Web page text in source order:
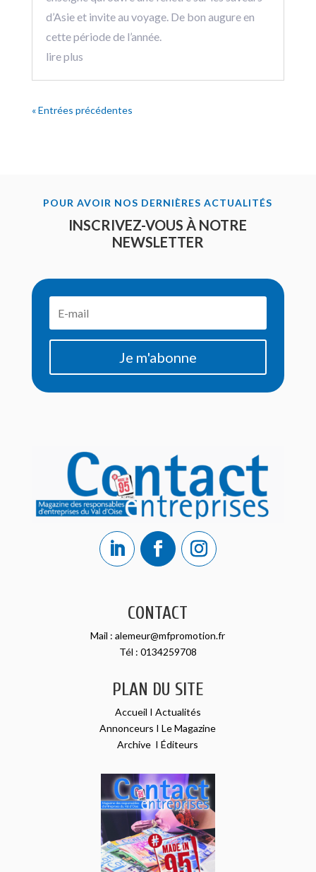
d’Asie et invite au voyage. De bon augure en
cette période de l’année.
lire plus
« Entrées précédentes
POUR AVOIR NOS DERNIÈRES ACTUALITÉS
INSCRIVEZ-VOUS À NOTRE
NEWSLETTER
Je m'abonne
CONTACT
Mail :alemeur@mfpromotion.fr
Tél : 0134259708
PLAN DU SITE
Accueil I Actualités
Annonceurs ILe Magazine
Archive IÉditeurs